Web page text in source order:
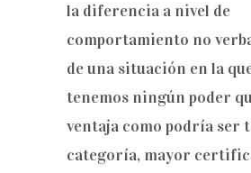
la diferencia a nivel de
comportamiento no
de una situación en la
tenemos ningún poder
ventaja como podría ser
categoría, mayor